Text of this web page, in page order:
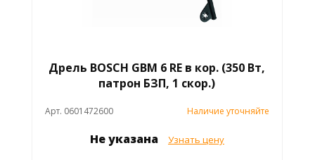
Дрель BOSCH GBM 6 RE в кор. (350 Вт,
патрон БЗП, 1 скор.)
Арт. 0601472600 Наличие уточняйте
Не указана Узнать цену